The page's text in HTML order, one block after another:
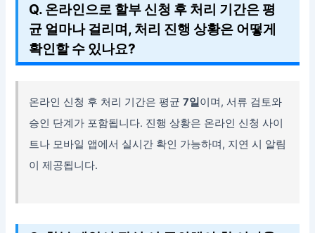
Q. 온라인으로 할부 신청 후 처리 기간은 평
균 얼마나 걸리며, 처리 진행 상황은 어떻게
확인할 수 있나요?
온라인 신청 후 처리 기간은 평균7일이며, 서류 검토와
승인 단계가 포함됩니다. 진행 상황은 온라인 신청 사이
트나 모바일 앱에서 실시간 확인 가능하며, 지연 시 알림
이 제공됩니다.